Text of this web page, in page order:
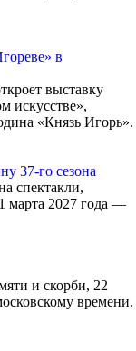
в
выставку
искусстве»,
«Князь Игорь».
37-го сезона
спектакли,
марта 2027 года —
и скорби, 22
времени.